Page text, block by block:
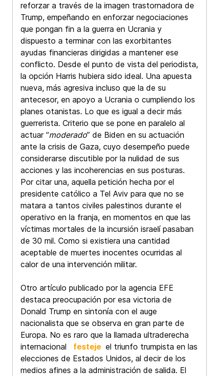
reforzar a través de la imagen trastornadora de
Trump, empeñando en enforzar negociaciones
que pongan fin a la guerra en Ucrania y
dispuesto a terminar con las exorbitantes
ayudas financieras dirigidas a mantener ese
conflicto. Desde el punto de vista del periodista,
la opción Harris hubiera sido ideal. Una apuesta
nueva, más agresiva incluso que la de su
antecesor, en apoyo a Ucrania o cumpliendo los
planes otanistas. Lo que es igual a decir más
guerrerista. Criterio que se pone en paralelo al
actuar “moderado” de Biden en su actuación
ante la crisis de Gaza, cuyo desempeño puede
considerarse discutible por la nulidad de sus
acciones y las incoherencias en sus posturas.
Por citar una, aquella petición hecha por el
presidente católico a Tel Aviv para que no se
matara a tantos civiles palestinos durante el
operativo en la franja, en momentos en que las
víctimas mortales de la incursión israelí pasaban
de 30 mil. Como si existiera una cantidad
aceptable de muertes inocentes ocurridas al
calor de una intervención militar.
Otro artículo publicado por la agencia EFE
destaca preocupación por esa victoria de
Donald Trump en sintonía con el auge
nacionalista que se observa en gran parte de
Europa. No es raro que la llamada ultraderecha
internacional
festeje el triunfo trumpista en las
elecciones de Estados Unidos, al decir de los
medios afines a la administración de salida. El